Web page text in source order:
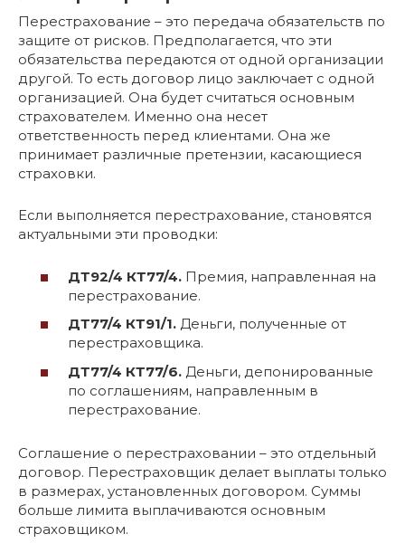
Перестрахование – это передача обязательств по
защите от рисков. Предполагается, что эти
обязательства передаются от одной организации
другой. То есть договор лицо заключает с одной
организацией. Она будет считаться основным
страхователем. Именно она несет
ответственность перед клиентами. Она же
принимает различные претензии, касающиеся
страховки.
Если выполняется перестрахование, становятся
актуальными эти проводки:
ДТ92/4 КТ77/4. Премия, направленная на
перестрахование.
ДТ77/4 КТ91/1. Деньги, полученные от
перестраховщика.
ДТ77/4 КТ77/6. Деньги, депонированные
по соглашениям, направленным в
перестрахование.
Соглашение о перестраховании – это отдельный
договор. Перестраховщик делает выплаты только
в размерах, установленных договором. Суммы
больше лимита выплачиваются основным
страховщиком.